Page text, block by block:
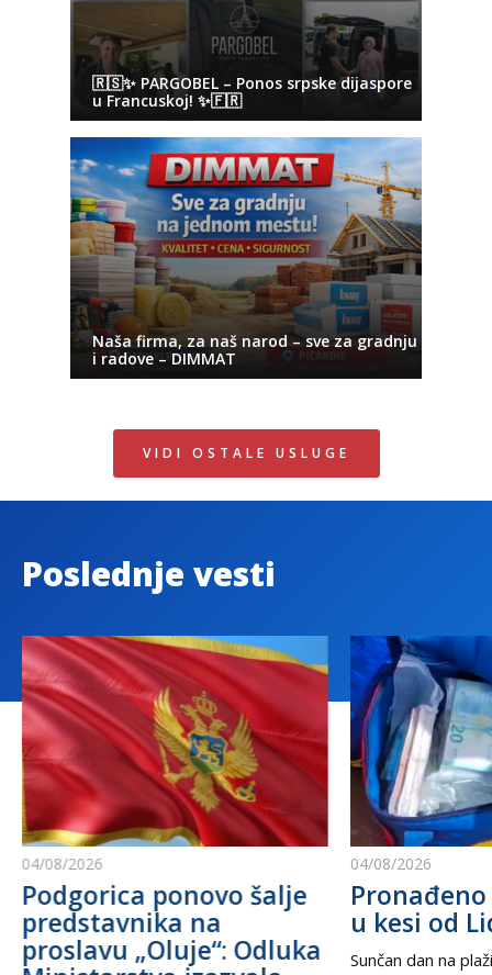
🇷🇸✨ PARGOBEL – Ponos srpske dijaspore
u Francuskoj! ✨🇫🇷
Naša firma, za naš narod – sve za gradnju
i radove – DIMMAT
VIDI OSTALE USLUGE
Poslednje vesti
04/08/2026
Podgorica ponovo šalje
predstavnika na
proslavu „Oluje“: Odluka
04/08/2026
Pronađeno
u kesi od
Sunčan dan na